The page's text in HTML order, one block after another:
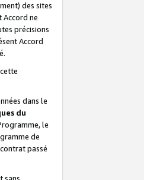
des sites
Accord ne
précisions
Accord
dans le
du
le
de
passé